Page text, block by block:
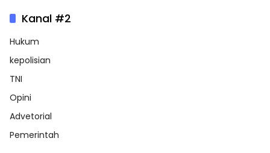
Kanal #2
Hukum
kepolisian
TNI
Opini
Advetorial
Pemerintah